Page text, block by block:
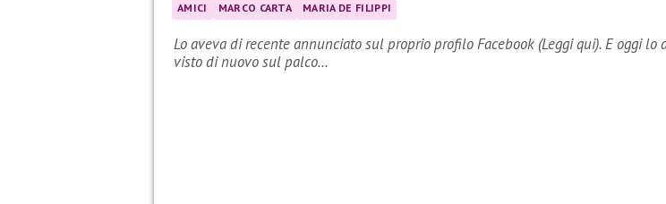
AMICI MARCO CARTA MARIA DE FILIPPI
Lo aveva di recente annunciato sul proprio profilo Facebook (Leggi qui). E oggi lo
visto di nuovo sul palco…